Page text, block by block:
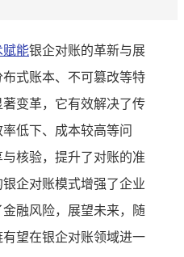
赋能银企对账的革新与展
式账本、不可篡改等特
变革，它有效解决了传
低下、成本较高等问
核验，提升了对账的准
企对账模式增强了企业
融风险，展望未来，随
望在银企对账领域进一